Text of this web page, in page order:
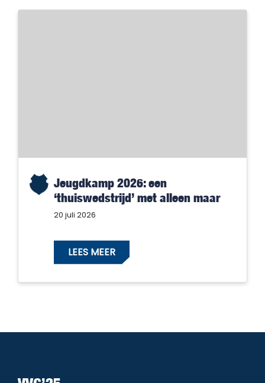
Jeugdkamp 2026: een
‘thuiswedstrijd’ met alleen maar
winnaars!
20 juli 2026
LEES MEER